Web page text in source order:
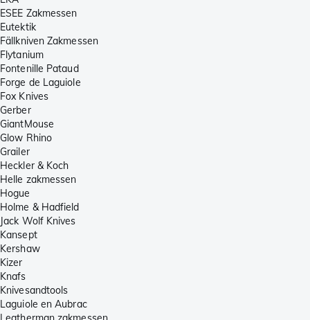
ESEE Zakmessen
Eutektik
Fällkniven Zakmessen
Flytanium
Fontenille Pataud
Forge de Laguiole
Fox Knives
Gerber
GiantMouse
Glow Rhino
Grailer
Heckler & Koch
Helle zakmessen
Hogue
Holme & Hadfield
Jack Wolf Knives
Kansept
Kershaw
Kizer
Knafs
Knivesandtools
Laguiole en Aubrac